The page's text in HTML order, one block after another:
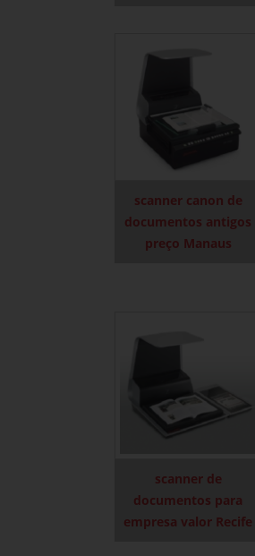
scanner canon de
documentos antigos
preço Manaus
scanner de
documentos para
empresa valor Recife